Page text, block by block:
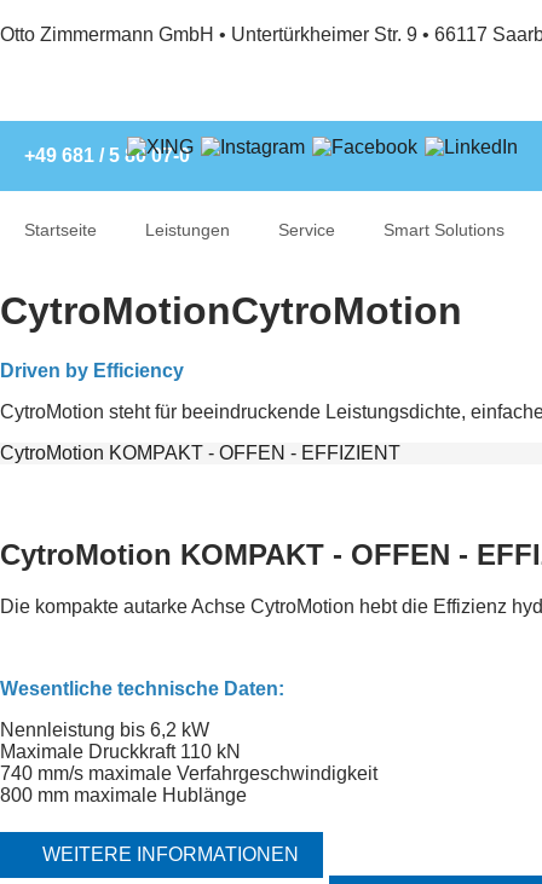
Otto Zimmermann GmbH • Untertürkheimer Str. 9 • 66117
+49 681 / 5 80 07-0
Startseite Leistungen Service Smart Solutions
CytroMotionCytroMotion
Driven by Efficiency
CytroMotion steht für beeindruckende Leistungsdichte,
CytroMotion KOMPAKT - OFFEN - EFFIZIENT
CytroMotion KOMPAKT - OFFEN -
Die kompakte autarke Achse CytroMotion hebt die Effizienz
Wesentliche technische Daten:
Nennleistung bis 6,2 kW
Maximale Druckkraft 110 kN
740 mm/s maximale Verfahrgeschwindigkeit
800 mm maximale Hublänge
WEITERE INFORMATIONEN